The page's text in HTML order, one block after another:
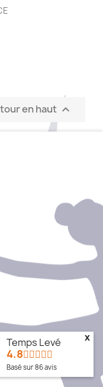
en haut 
Temps Levé
4.8
Basé sur86avis
x